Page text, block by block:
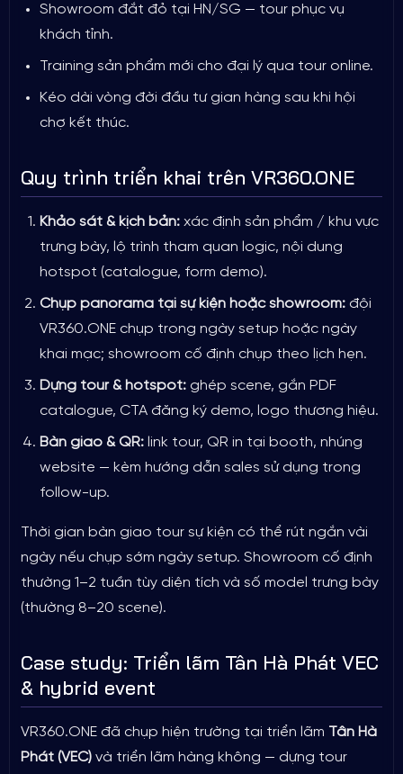
Showroom đắt đỏ tại HN/SG — tour phục vụ
khách tỉnh.
Training sản phẩm mới cho đại lý qua tour online.
Kéo dài vòng đời đầu tư gian hàng sau khi hội
chợ kết thúc.
Quy trình triển khai trên VR360.ONE
Khảo sát & kịch bản: xác định sản phẩm / khu vực
trưng bày, lộ trình tham quan logic, nội dung
hotspot (catalogue, form demo).
Chụp panorama tại sự kiện hoặc showroom: đội
VR360.ONE chụp trong ngày setup hoặc ngày
khai mạc; showroom cố định chụp theo lịch hẹn.
Dựng tour & hotspot: ghép scene, gắn PDF
catalogue, CTA đăng ký demo, logo thương hiệu.
Bàn giao & QR: link tour, QR in tại booth, nhúng
website — kèm hướng dẫn sales sử dụng trong
follow-up.
Thời gian bàn giao tour sự kiện có thể rút ngắn vài
ngày nếu chụp sớm ngày setup. Showroom cố định
thường 1–2 tuần tùy diện tích và số model trưng bày
(thường 8–20 scene).
Case study: Triển lãm Tân Hà Phát VEC
& hybrid event
VR360.ONE đã chụp hiện trường tại triển lãm Tân Hà
Phát (VEC)và triển lãm hàng không — dựng tour